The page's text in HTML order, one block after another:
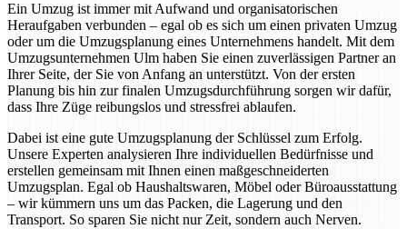
Ein Umzug ist immer mit Aufwand und organisatorischen
Heraufgaben verbunden – egal ob es sich um einen privaten Umzug
oder um die Umzugsplanung eines Unternehmens handelt. Mit dem
Umzugsunternehmen Ulm haben Sie einen zuverlässigen Partner an
Ihrer Seite, der Sie von Anfang an unterstützt. Von der ersten
Planung bis hin zur finalen Umzugsdurchführung sorgen wir dafür,
dass Ihre Züge reibungslos und stressfrei ablaufen.
Dabei ist eine gute Umzugsplanung der Schlüssel zum Erfolg.
Unsere Experten analysieren Ihre individuellen Bedürfnisse und
erstellen gemeinsam mit Ihnen einen maßgeschneiderten
Umzugsplan. Egal ob Haushaltswaren, Möbel oder Büroausstattung
– wir kümmern uns um das Packen, die Lagerung und den
Transport. So sparen Sie nicht nur Zeit, sondern auch Nerven.